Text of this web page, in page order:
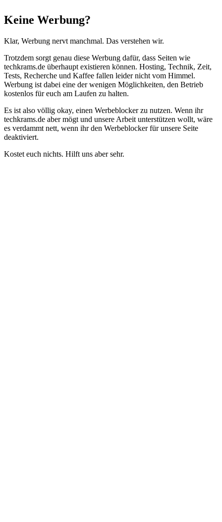
Schließen
Keine Werbung?
Klar, Werbung nervt manchmal. Das verstehen wir.
Trotzdem sorgt genau diese Werbung dafür, dass Seiten wie
techkrams.de überhaupt existieren können. Hosting, Technik, Zeit,
Tests, Recherche und Kaffee fallen leider nicht vom Himmel.
Werbung ist dabei eine der wenigen Möglichkeiten, den Betrieb
kostenlos für euch am Laufen zu halten.
Es ist also völlig okay, einen Werbeblocker zu nutzen. Wenn ihr
techkrams.de aber mögt und unsere Arbeit unterstützen wollt, wäre
es verdammt nett, wenn ihr den Werbeblocker für unsere Seite
deaktiviert.
Kostet euch nichts. Hilft uns aber sehr.